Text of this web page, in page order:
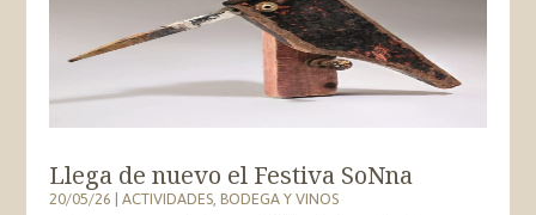
Llega de nuevo el Festiva SoNna
20/05/26|ACTIVIDADES,BODEGA Y VINOS